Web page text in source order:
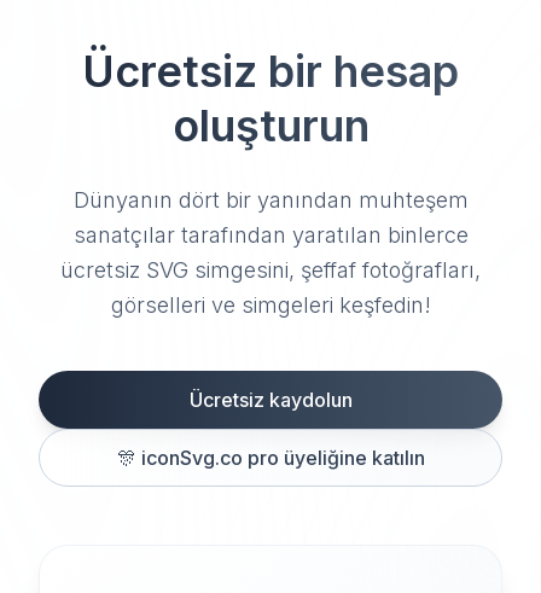
Ücretsiz bir hesap
oluşturun
Dünyanın dört bir yanından muhteşem
sanatçılar tarafından yaratılan binlerce
ücretsiz SVG simgesini, şeffaf fotoğrafları,
görselleri ve simgeleri keşfedin!
Ücretsiz kaydolun
🎊 iconSvg.co pro üyeliğine katılın